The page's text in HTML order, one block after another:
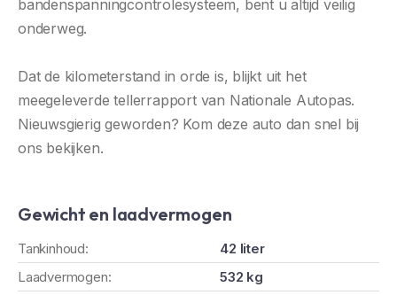
bandenspanningcontrolesysteem, bent u altijd veilig
onderweg.
Dat de kilometerstand in orde is, blijkt uit het
meegeleverde tellerrapport van Nationale Autopas.
Nieuwsgierig geworden? Kom deze auto dan snel bij
ons bekijken.
Gewicht en laadvermogen
Tankinhoud:
42 liter
Laadvermogen:
532 kg